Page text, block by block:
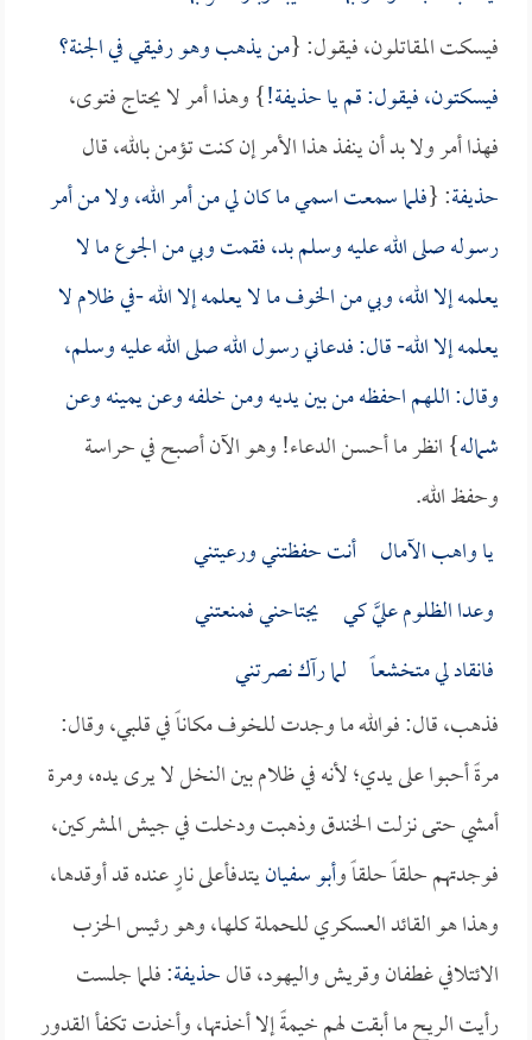
فيسكت المقاتلون، فيقول: {من يذهب وهو رفيقي في الجنة؟
فيسكتون، فيقول: قم ياحذيفة!} وهذا أمر لا يحتاج فتوى،
فهذا أمر ولا بد أن ينفذ هذا الأمر إن كنت تؤمن بالله، قال
حذيفة: {فلما سمعت اسمي ما كان لي من أمر الله، ولا من أمر
رسوله صلى الله عليه وسلم بد، فقمت وبي من الجوع ما لا
يعلمه إلا الله، وبي من الخوف ما لا يعلمه إلا الله -في ظلام لا
يعلمه إلا الله- قال: فدعاني رسول الله صلى الله عليه وسلم،
وقال: اللهم احفظه من بين يديه ومن خلفه وعن يمينه وعن
شماله} انظر ما أحسن الدعاء! وهو الآن أصبح في حراسة
وحفظ الله.
يا واهب الآمال أنت حفظتني ورعيتني
وعدا الظلوم عليَّ كي يجتاحني فمنعتني
فانقاد لي متخشعاً لما رآك نصرتني
فذهب، قال: فوالله ما وجدت للخوف مكاناً في قلبي، وقال:
مرةً أحبوا على يدي؛ لأنه في ظلام بين النخل لا يرى يده، ومرة
أمشي حتى نزلت الخندق وذهبت ودخلت في جيش المشركين،
فوجدتهم حلقاً حلقاً وأبو سفيانيتدفأعلى نارٍ عنده قد أوقدها،
وهذا هو القائد العسكري للحملة كلها، وهو رئيس الحزب
الائتلافي غطفان وقريش واليهود، قالحذيفة: فلما جلست
رأيت الريح ما أبقت لهم خيمةً إلا أخذتها، وأخذت تكفأ القدور